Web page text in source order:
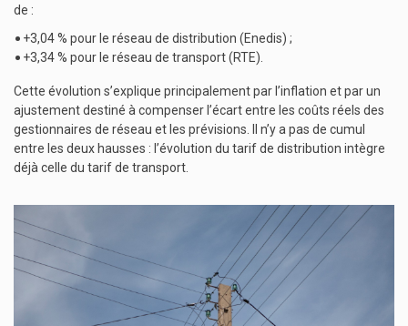
de :
+3,04 % pour le réseau de distribution (Enedis) ;
+3,34 % pour le réseau de transport (RTE).
Cette évolution s’explique principalement par l’inflation et par un
ajustement destiné à compenser l’écart entre les coûts réels des
gestionnaires de réseau et les prévisions.
Il n’y a pas de cumul
entre les deux hausses : l’évolution du tarif de distribution intègre
déjà celle du tarif de transport.